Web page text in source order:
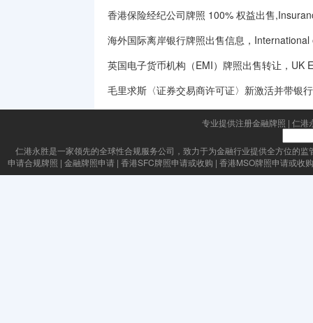
香港保险经纪公司牌照 100% 权益出售
海外国际离岸银行牌照出售信息，
英国电子货币机构（EMI）牌照出售转让，
毛里求斯〈证券交易商许可证〉新激活并带银
专业提供注册金融牌照 | 仁港
仁港永胜是一家领先的全球性合规服务公司，致力于为金融行业提供全方位的
申请合规牌照 | 金融牌照申请 | 香港SFC牌照申请或收购 | 香港MSO牌照申请或收购